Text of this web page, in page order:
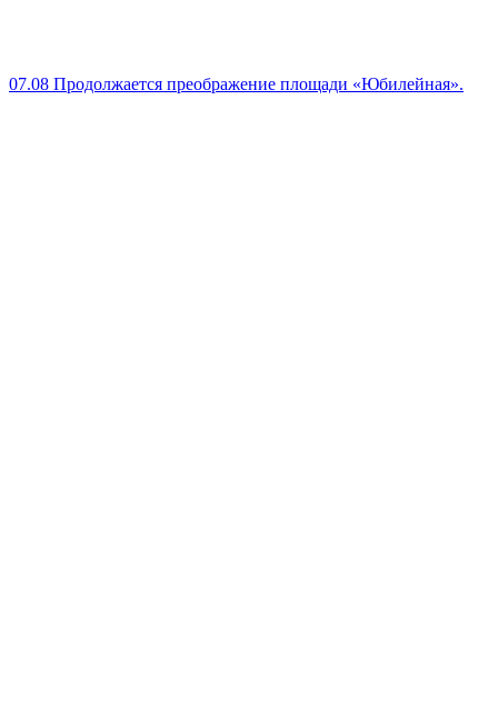
07.08 Продолжается преображение площади «Юбилейная».